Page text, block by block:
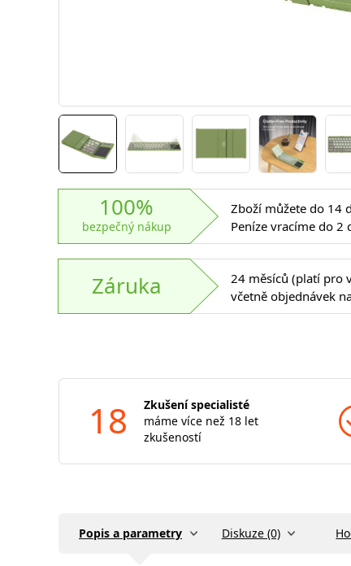
100%
bezpečný nákup
Zboží můžete do 14
Peníze vracíme do 2
Záruka
24 měsíců (platí pro
včetně objednávek
18
Zkušení specialisté
máme více než 18 let
zkušeností
Popis a parametry Diskuze (0)